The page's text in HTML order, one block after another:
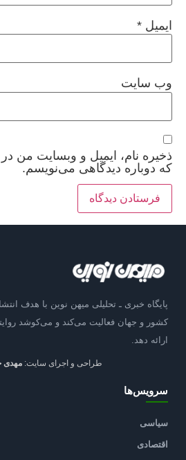
ایمیل *
وب‌ سایت
ذخیره نام، ایمیل و وبسایت من
که دوباره دیدگاهی می‌نویسم.
پایگاه خبری ـ تحلیلی میهن نوین با هدف
کشور و جهان فعالیت می‌کند و می‌کوشد
ارائه دهد.
طراحی و اجرای سایت: مهدی
سرویس‌ها
سیاسی
اقتصادی